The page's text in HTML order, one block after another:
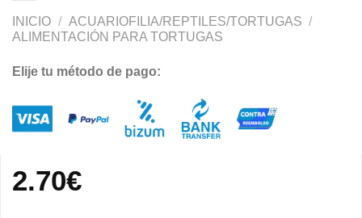
INICIO / ACUARIOFILIA/REPTILES/TORTUGAS /
ALIMENTACIÓN PARA TORTUGAS
Elije tu método de pago:
2.70€